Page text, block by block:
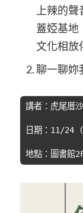
上辣的
蓋婭基地
文化相放
聊一聊妳
講者：虎尾厝
日期：11/
地點：圖書館